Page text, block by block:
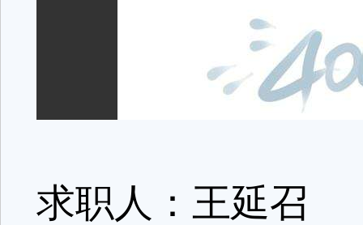
求职人：王延召